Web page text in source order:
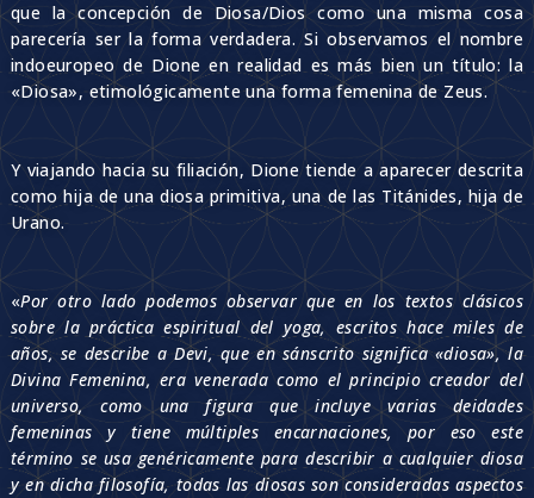
que la concepción de Diosa/Dios como una misma cosa
parecería ser la forma verdadera. Si observamos el nombre
indoeuropeo de Dione en realidad es más bien un título: la
«Diosa», etimológicamente una forma femenina de Zeus.
Y viajando hacia su filiación, Dione tiende a aparecer descrita
como hija de una diosa primitiva, una de las Titánides, hija de
Urano.
«Por otro lado podemos observar que en los textos clásicos
sobre la práctica espiritual del yoga, escritos hace miles de
años, se describe a Devi, que en sánscrito significa «diosa», la
Divina Femenina, era venerada como el principio creador del
universo, como una figura que incluye varias deidades
femeninas y tiene múltiples encarnaciones, por eso este
término se usa genéricamente para describir a cualquier diosa
y en dicha filosofía, todas las diosas son consideradas aspectos